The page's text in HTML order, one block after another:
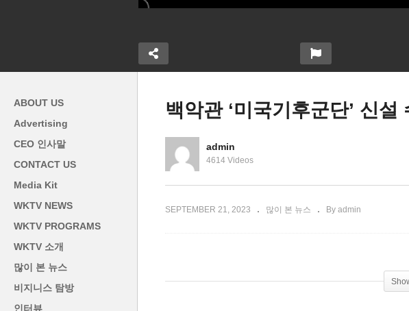
5년만의 셧
미국 불경기 피해도 3% 고물
가, 5% 고금리 1년이상 오래가
ABOUT US
Advertising
CEO 인사말
CONTACT US
Media Kit
WKTV NEWS
WKTV PROGRAMS
WKTV 소개
많이 본 뉴스
비지니스 탐방
인터뷰
백악관 ‘미국기후군단’ 신
admin
4614 Videos
SEPTEMBER 21, 2023 많이 본 뉴스 By admin